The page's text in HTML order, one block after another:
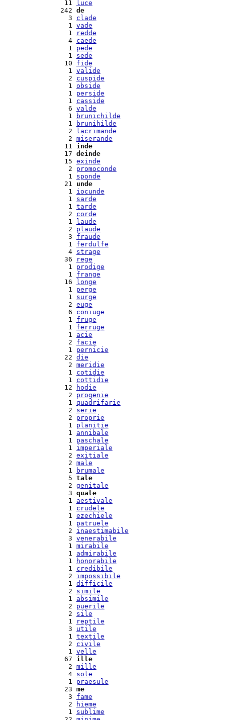
11
luce
242 de
  3
clade
  1
vade
  1
redde
  4
caede
  1
pede
  1
sede
10 fide
  1
valide
  2
cuspide
  1
obside
  1
perside
  1
casside
  6
valde
  1
brunichilde
  1
brunihilde
  2
lacrimande
  2
miserande
11 inde
17 deinde
15 exinde
  2
promoconde
  1
sponde
21 unde
  1
iocunde
  1
sarde
  1
tarde
  2
corde
  1
laude
  2
plaude
  3
fraude
  1
ferdulfe
  4
strage
36
rege
  1
prodige
  1
frange
16
longe
  1
perge
  1
surge
  2
euge
  6
coniuge
  1
fruge
  1
ferruge
  1
acie
  2
facie
  1
pernicie
22 die
  2
meridie
  1
cotidie
  1
cottidie
12
hodie
  2
progenie
  1
quadrifarie
  2
serie
  2
proprie
  1
planitie
  1
annibale
  1
paschale
  1
imperiale
  2
exitiale
  2
male
  1
brumale
  5
tale
  2
genitale
  3
quale
  1
aestivale
  1
crudele
  1
ezechiele
  1
patruele
  2
inaestimabile
  3
venerabile
  1
mirabile
  1
admirabile
  1
honorabile
  1
credibile
  2
impossibile
  1
difficile
  2
simile
  1
absimile
  2
puerile
  2
sile
  1
reptile
  3
utile
  1
textile
  2
civile
  1
velle
67 ille
  2
mille
  4
sole
  1
praesule
23 me
  3
fame
  2
hieme
  1
sublime